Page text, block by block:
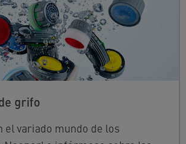
grifo
el variado mundo de los